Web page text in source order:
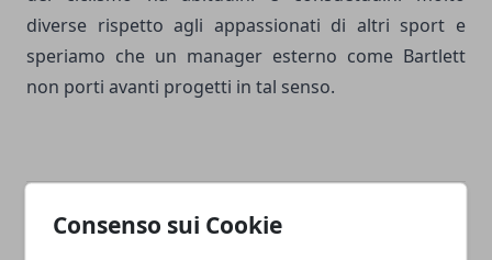
Consenso sui Cookie
diverse rispetto agli appassionati di altri sport e
speriamo che un manager esterno come Bartlett
non porti avanti progetti in tal senso.
Facebook
TwitterWhatsapp